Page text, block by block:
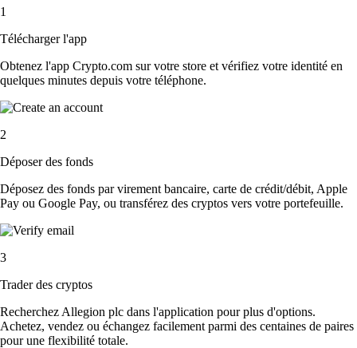
1
Télécharger l'app
Obtenez l'app Crypto.com sur votre store et vérifiez votre identité en
quelques minutes depuis votre téléphone.
2
Déposer des fonds
Déposez des fonds par virement bancaire, carte de crédit/débit, Apple
Pay ou Google Pay, ou transférez des cryptos vers votre portefeuille.
3
Trader des cryptos
Recherchez Allegion plc dans l'application pour plus d'options.
Achetez, vendez ou échangez facilement parmi des centaines de paires
pour une flexibilité totale.